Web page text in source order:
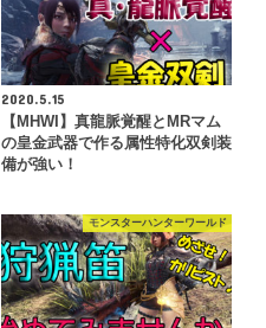
2020.5.15
【MHWI】真龍脈覚醒とMRマム
の皇金武器で作る属性特化双剣装
備が強い！
モンスターハンターワールド